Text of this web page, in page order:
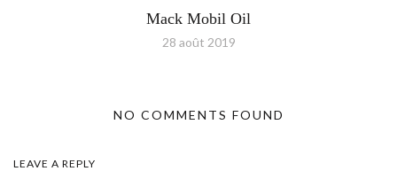
Mack Mobil Oil
28 août 2019
NO COMMENTS FOUND
LEAVE A REPLY